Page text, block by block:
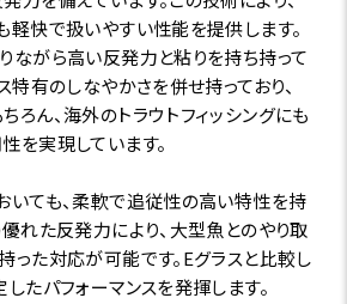
軽快で扱いやすい性能を提供します。
ながら高い反発力と粘りを持ち持って
特有のしなやかさを併せ持っており、
ろん、海外のトラウトフィッシングにも
を実現しています。
いても、柔軟で追従性の高い特性を持
れた反発力により、大型魚とのやり取
った対応が可能です。Eグラスと比較し
たパフォーマンスを発揮します。